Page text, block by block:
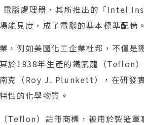
腦處理器，其所推出的「Intel
能見度，成了電腦的基本標準配備。
，例如美國化工企業杜邦，不僅是
於1938年生產的鐵氟龍（Teflon
克（Roy J. Plunkett），在研發
性的化學物質。
Teflon）註冊商標，被用於製造軍